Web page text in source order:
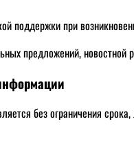
поддержки при
предложений,
без ограничения